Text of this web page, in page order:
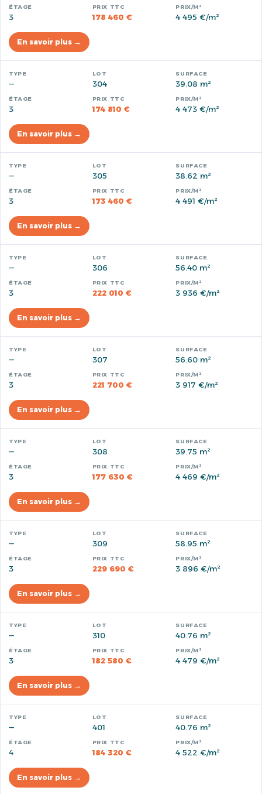
3 178 460 € 4 495 €/m²
En savoir plus →
— 304 39.08 m²
3 174 810 € 4 473 €/m²
En savoir plus →
— 305 38.62 m²
3 173 460 € 4 491 €/m²
En savoir plus →
— 306 56.40 m²
3 222 010 € 3 936 €/m²
En savoir plus →
— 307 56.60 m²
3 221 700 € 3 917 €/m²
En savoir plus →
— 308 39.75 m²
3 177 630 € 4 469 €/m²
En savoir plus →
— 309 58.95 m²
3 229 690 € 3 896 €/m²
En savoir plus →
— 310 40.76 m²
3 182 580 € 4 479 €/m²
En savoir plus →
— 401 40.76 m²
4 184 320 € 4 522 €/m²
En savoir plus →